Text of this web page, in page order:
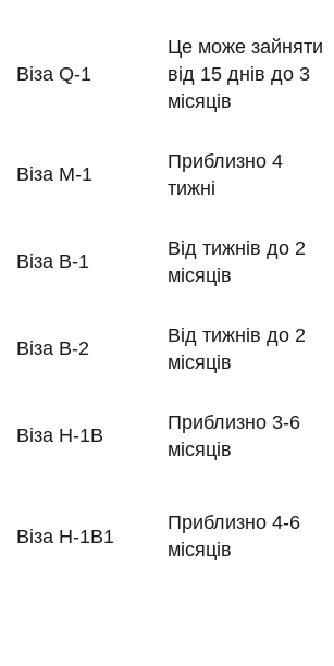
Віза Q-1
Це може зайняти
від 15 днів до 3
місяців
Віза M-1
Приблизно 4
тижні
Віза B-1
Від тижнів до 2
місяців
Віза B-2
Від тижнів до 2
місяців
Віза H-1B
Приблизно 3-6
місяців
Віза H-1B1
Приблизно 4-6
місяців